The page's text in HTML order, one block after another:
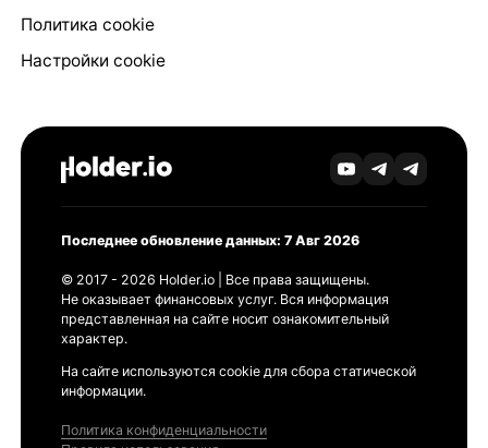
Политика cookie
Настройки cookie
Последнее обновление данных: 7 Авг 2026
© 2017 - 2026 Holder.io | Все права защищены.
Не оказывает финансовых услуг. Вся информация
представленная на сайте носит ознакомительный
характер.
На сайте используются cookie для сбора статической
информации.
Политика конфиденциальности